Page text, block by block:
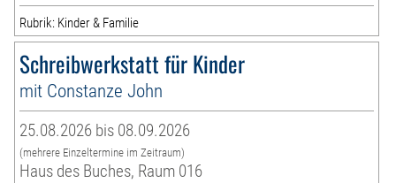
Rubrik: Kinder & Familie
Schreibwerkstatt für Kinder
mit Constanze John
25.08.2026 bis 08.09.2026
(mehrere Einzeltermine im Zeitraum)
Haus des Buches, Raum 016